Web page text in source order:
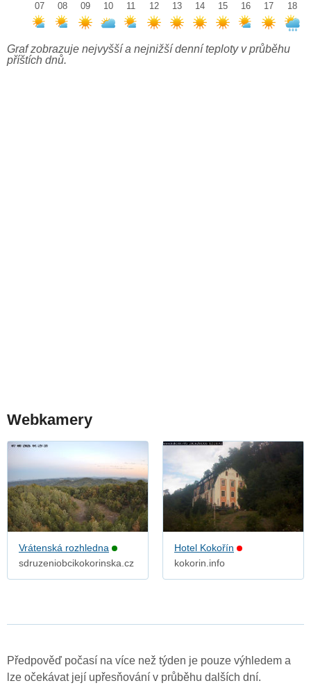
07
08
09
10
11
12
13
14
15
16
17
18
Graf zobrazuje nejvyšší a nejnižší denní teploty v průběhu
příštích dnů.
Webkamery
Vrátenská rozhledna
sdruzeniobcikokorinska.cz
Hotel Kokořín
kokorin.info
Předpověď počasí na více než týden je pouze výhledem a
lze očekávat její upřesňování v průběhu dalších dní.